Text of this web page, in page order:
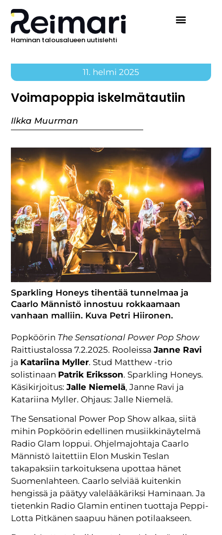
Haminan talousalueen uutislehti
11. helmi 2025
Voimapoppia iskelmätautiin
Ilkka Muurman
Sparkling Honeys tihentää tunnelmaa ja
Caarlo Männistö innostuu rokkaamaan
vanhaan malliin. Kuva Petri Hiironen.
Popköörin The Sensational Power Pop Show
Raittiustalossa 7.2.2025. RooleissaJanne Ravi
ja Katariina Myller. Stud Matthew -trio
solistinaan Patrik Eriksson. Sparkling Honeys.
Käsikirjoitus:Jalle Niemelä, Janne Ravi ja
Katariina Myller. Ohjaus: Jalle Niemelä.
The Sensational Power Pop Show alkaa, siitä
mihin Popköörin edellinen musiikkinäytelmä
Radio Glam loppui. Ohjelmajohtaja Caarlo
Männistö laitettiin Elon Muskin Teslan
takapaksiin tarkoituksena upottaa hänet
Suomenlahteen. Caarlo selviää kuitenkin
hengissä ja päätyy valelääkäriksi Haminaan. Ja
tietenkin Radio Glamin entinen tuottaja Peppi-
Lotta Pitkänen saapuu hänen potilaakseen.